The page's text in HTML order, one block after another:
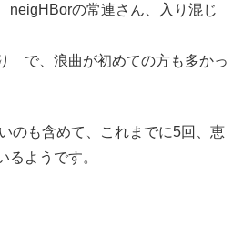
neigHBorの常連さん、入り混じ
で、浪曲が初めての方も多かっ
のも含めて、これまでに5回、恵
るようです。